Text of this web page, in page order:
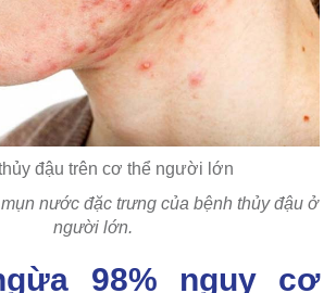
nước đặc trưng của bệnh thủy đậu ở
người lớn.
98% nguy cơ